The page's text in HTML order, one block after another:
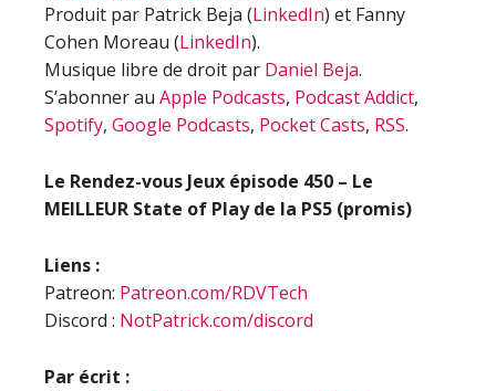
Produit par Patrick Beja (LinkedIn) et Fanny
Cohen Moreau (LinkedIn).
Musique libre de droit par Daniel Beja.
S’abonner au Apple Podcasts, Podcast Addict,
Spotify, Google Podcasts, Pocket Casts, RSS.
Le Rendez-vous Jeux épisode 450 – Le
MEILLEUR State of Play de la PS5 (promis)
Liens :
Patreon: Patreon.com/RDVTech
Discord : NotPatrick.com/discord
Par écrit :